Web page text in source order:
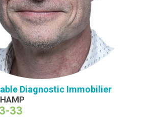
Diagnostic Immobilier
33